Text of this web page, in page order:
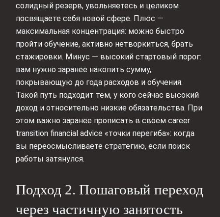
солидный резерв, увольняетесь и целиком
посвящаете себя новой сфере. Плюс —
максимальная концентрация: можно быстро
пройти обучение, активно нетворкиться, брать
стажировки. Минус — высокий стартовый порог:
вам нужно заранее накопить сумму,
покрывающую до года расходов и обучения.
Такой путь подходит тем, у кого сейчас высокий
доход и относительно низкие обязательства. При
этом важно заранее прописать в своем career
transition financial advice «точки перегиба»: когда
вы переосмысливаете стратегию, если поиск
работы затянулся.
Подход 2. Пошаговый переход
через частичную занятость